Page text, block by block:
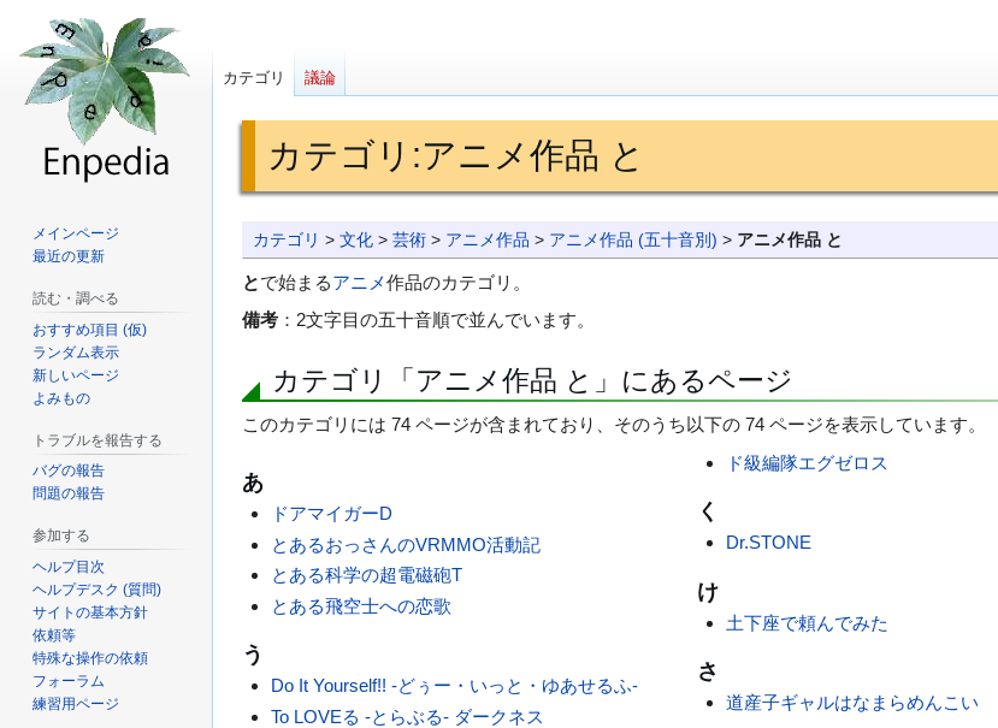
カテゴリ :アニメ作品 と
ナ
ビ
ゲ
ー
ョ
ン
に
動
検
索
に
移
カテゴリ >文化 >芸術 > アニメ作品 > アニメ作品 (五十音別) > アニメ作品 と
とで始まるアニメ作品のカテゴリ。
備考 ：2文字目の五十音順で並んでいます。
カテゴリ「アニメ作品 と」にあるページ
このカテゴリには 74 ページが含まれており、そのうち以下の 74 ページを表示しています。
あ
ドアマイガーD
とあるおっさんのVRMMO活動記
とある科学の超電磁砲T
とある飛空士への恋歌
う
Do It Yourself!! -どぅー・いっと・ゆあせるふ-
To LOVEる -とらぶる- ダークネス
ド級編隊エグゼロス
く
Dr.STONE
け
土下座で頼んでみた
さ
道産子ギャルはなまらめんこい
カテゴリ 議論
メインページ
最近の更新
読む・調べる
おすすめ項目 (仮)
ランダム表示
新しいページ
よみもの
トラブルを報告する
バグの報告
問題の報告
参加する
ヘルプ目次
ヘルプデスク (質問)
サイトの基本方針
依頼等
特殊な操作の依頼
フォーラム
練習用ページ